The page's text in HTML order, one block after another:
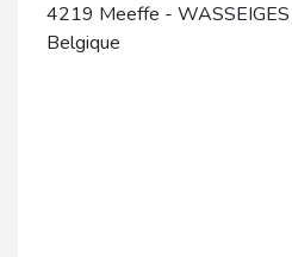
4219 Meeffe - WASSEIGES
Belgique